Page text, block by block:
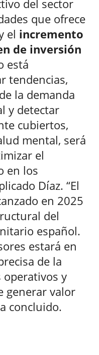
del sector
que ofrece
el incremento
de inversión
está
tendencias,
la demanda
y detectar
cubiertos,
mental, será
el
en los
Díaz. “El
en 2025
del
español.
estará en
de la
operativos y
generar valor
concluido.